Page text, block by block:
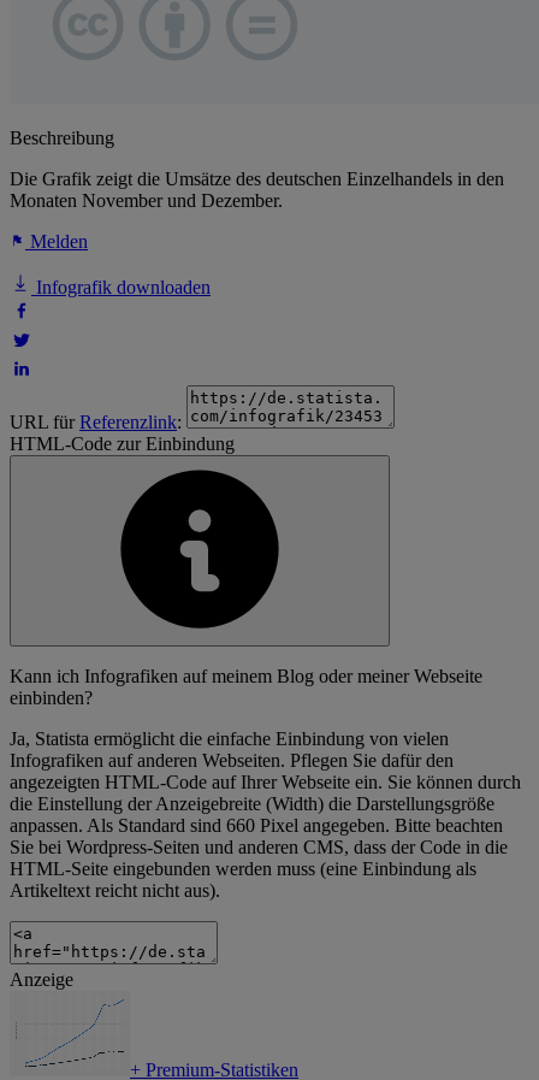
Beschreibung
Die Grafik zeigt die Umsätze des deutschen Einzelhandels in den
Monaten November und Dezember.
Melden
Infografik downloaden
URL fürReferenzlink:
HTML-Code zur Einbindung
Kann ich Infografiken auf meinem Blog oder meiner Webseite
einbinden?
Ja, Statista ermöglicht die einfache Einbindung von vielen
Infografiken auf anderen Webseiten. Pflegen Sie dafür den
angezeigten HTML-Code auf Ihrer Webseite ein. Sie können durch
die Einstellung der Anzeigebreite (Width) die Darstellungsgröße
anpassen. Als Standard sind 660 Pixel angegeben. Bitte beachten
Sie bei Wordpress-Seiten und anderen CMS, dass der Code in die
HTML-Seite eingebunden werden muss (eine Einbindung als
Artikeltext reicht nicht aus).
Anzeige
+ Premium-Statistiken